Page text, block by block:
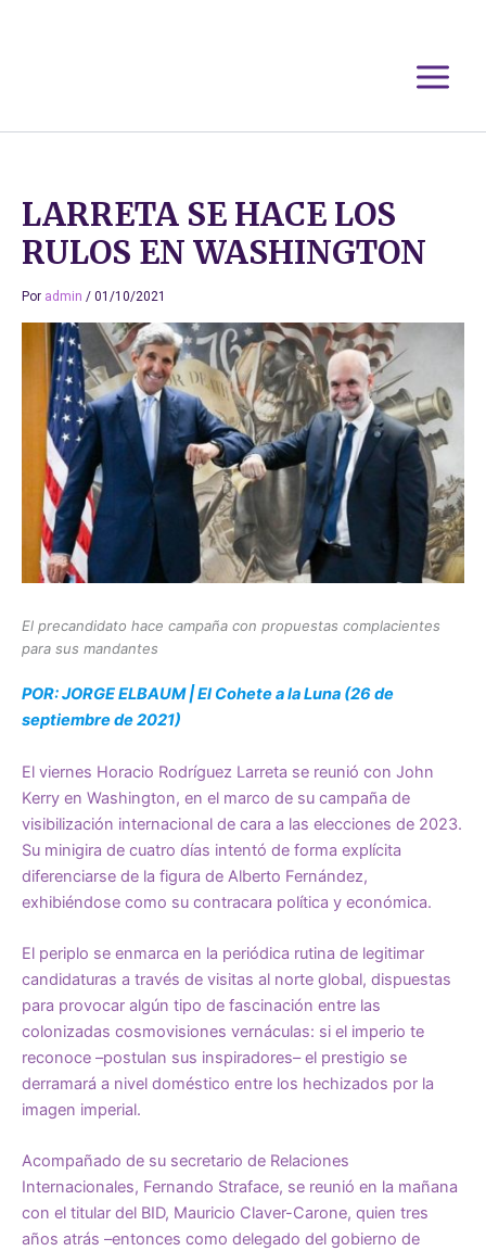
LARRETA SE HACE LOS
RULOS EN WASHINGTON
Por admin / 01/10/2021
El precandidato hace campaña con propuestas complacientes
para sus mandantes
POR: JORGE ELBAUM | El Cohete a la Luna (26 de
septiembre de 2021)
El viernes Horacio Rodríguez Larreta se reunió con John
Kerry en Washington, en el marco de su campaña de
visibilización internacional de cara a las elecciones de 2023.
Su minigira de cuatro días intentó de forma explícita
diferenciarse de la figura de Alberto Fernández,
exhibiéndose como su contracara política y económica.
El periplo se enmarca en la periódica rutina de legitimar
candidaturas a través de visitas al norte global, dispuestas
para provocar algún tipo de fascinación entre las
colonizadas cosmovisiones vernáculas: si el imperio te
reconoce –postulan sus inspiradores– el prestigio se
derramará a nivel doméstico entre los hechizados por la
imagen imperial.
Acompañado de su secretario de Relaciones
Internacionales, Fernando Straface, se reunió en la mañana
con el titular del BID, Mauricio Claver-Carone, quien tres
años atrás –entonces como delegado del gobierno de